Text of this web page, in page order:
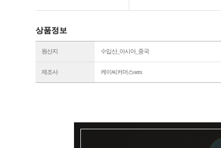
상품정보
원산지 수입산_아시아_중국
제조사 케이씨커머스oem